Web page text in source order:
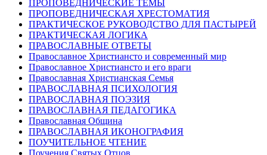
ПРОПОВЕДНИЧЕСКИЕ ТЕМЫ
ПРОПОВЕДНИЧЕСКАЯ ХРЕСТОМАТИЯ
ПРАКТИЧЕСКОЕ РУКОВОДСТВО ДЛЯ ПАСТЫРЕЙ
ПРАКТИЧЕСКАЯ ЛОГИКА
ПРАВОСЛАВНЫЕ ОТВЕТЫ
Православное Христиансто и современный мир
Православное Христиансто и его враги
Православная Христианская Семья
ПРАВОСЛАВНАЯ ПСИХОЛОГИЯ
ПРАВОСЛАВНАЯ ПОЭЗИЯ
ПРАВОСЛАВНАЯ ПЕДАГОГИКА
Православная Община
ПРАВОСЛАВНАЯ ИКОНОГРАФИЯ
ПОУЧИТЕЛЬНОЕ ЧТЕНИЕ